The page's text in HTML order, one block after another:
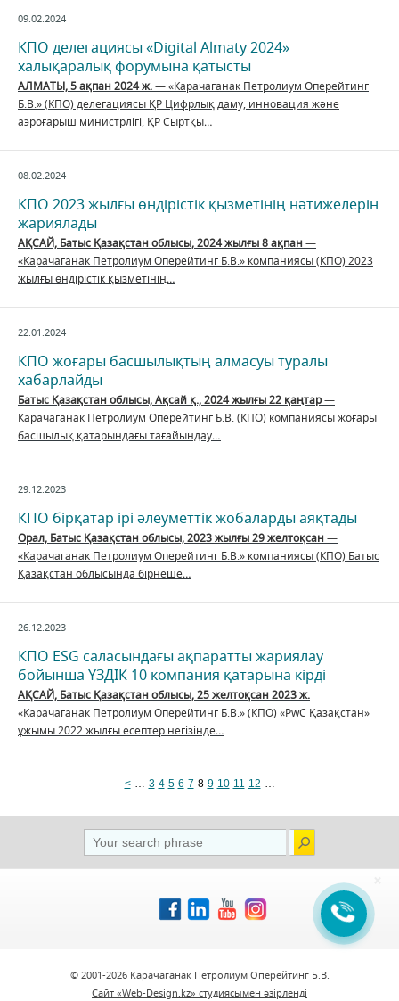
09.02.2024
КПО делегациясы «Digital Almaty 2024»
халықаралық форумына қатысты
АЛМАТЫ, 5 ақпан 2024 ж.— «Карачаганак Петролиум Оперейтинг
Б.В.» (КПО) делегациясы ҚР Цифрлық даму, инновация және
аэроғарыш министрлігі, ҚР Сыртқы…
08.02.2024
КПО 2023 жылғы өндірістік қызметінің нәтижелерін
жариялады
АҚСАЙ, Батыс Қазақстан облысы, 2024 жылғы8ақпан—
«Карачаганак Петролиум Оперейтинг Б.В.» компаниясы (КПО) 2023
жылғы өндірістік қызметінің…
22.01.2024
КПО жоғары басшылықтың алмасуы туралы
хабарлайды
Батыс Қазақстан облысы, Ақсай қ., 2024 жылғы 22 қаңтар—
Карачаганак Петролиум Оперейтинг Б.В. (КПО) компаниясы жоғары
басшылық қатарындағы тағайындау…
29.12.2023
КПО бірқатар ірі әлеуметтік жобаларды аяқтады
Орал, Батыс Қазақстан облысы, 2023 жылғы 29 желтоқсан—
«Карачаганак Петролиум Оперейтинг Б.В.» компаниясы (КПО) Батыс
Қазақстан облысында бірнеше…
26.12.2023
КПО ESG саласындағы ақпаратты жариялау
бойынша ҮЗДІК 10 компания қатарына кірді
АҚСАЙ, Батыс Қазақстан облысы, 25 желтоқсан 2023 ж.
«Карачаганак Петролиум Оперейтинг Б.В.» (КПО) «PwC Қазақстан»
ұжымы 2022 жылғы есептер негізінде…
< … 3 4 5 6 7 8 9 10 11 12 …
© 2001-2026 Карачаганак Петролиум Оперейтинг Б.В.
Сайт «Web-Design.kz» студиясымен әзірленді